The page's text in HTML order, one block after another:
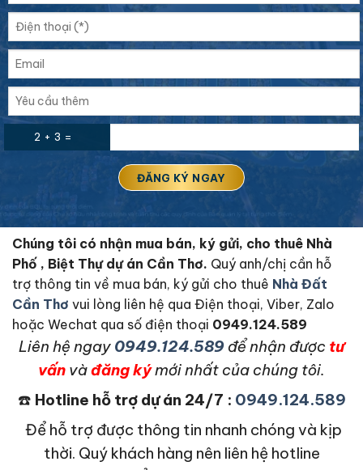
2 + 3 =
Chúng tôi có nhận mua bán, ký gửi, cho thuê Nhà
Phố , Biệt Thự dự án Cần Thơ. Quý anh/chị cần hỗ
trợ thông tin về mua bán, ký gửi cho thuê Nhà Đất
Cần Thơ vui lòng liên hệ qua Điện thoại, Viber, Zalo
hoặc Wechat qua số điện thoại 0949.124.589
Liên hệ ngay 0949.124.589 để nhận được tư
vấn vàđăng kýmới nhất của chúng tôi.
☎️ Hotline hỗ trợ dự án 24/7 : 0949.124.589
Để hỗ trợ được thông tin nhanh chóng và kịp
thời. Quý khách hàng nên liên hệ hotline